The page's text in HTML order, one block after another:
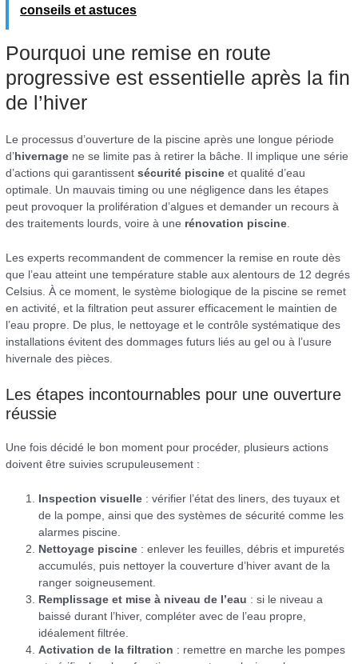
conseils et astuces
Pourquoi une remise en route
progressive est essentielle après la fin
de l’hiver
Le processus d’ouverture de la piscine après une longue période
d’ hivernage ne se limite pas à retirer la bâche. Il implique une série
d’actions qui garantissentsécurité piscine et qualité d’eau
optimale. Un mauvais timing ou une négligence dans les étapes
peut provoquer la prolifération d’algues et demander un recours à
des traitements lourds, voire à une rénovation piscine.
Les experts recommandent de commencer la remise en route dès
que l’eau atteint une température stable aux alentours de 12 degrés
Celsius. À ce moment, le système biologique de la piscine se remet
en activité, et la filtration peut assurer efficacement le maintien de
l’eau propre. De plus, le nettoyage et le contrôle systématique des
installations évitent des dommages futurs liés au gel ou à l’usure
hivernale des pièces.
Les étapes incontournables pour une ouverture
réussie
Une fois décidé le bon moment pour procéder, plusieurs actions
doivent être suivies scrupuleusement :
Inspection visuelle : vérifier l’état des liners, des tuyaux et
de la pompe, ainsi que des systèmes de sécurité comme les
alarmes piscine.
Nettoyage piscine : enlever les feuilles, débris et impuretés
accumulés, puis nettoyer la couverture d’hiver avant de la
ranger soigneusement.
Remplissage et mise à niveau de l’eau : si le niveau a
baissé durant l’hiver, compléter avec de l’eau propre,
idéalement filtrée.
Activation de la filtration : remettre en marche les pompes